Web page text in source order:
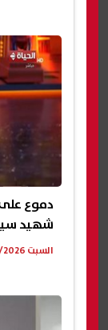
دموع
شهيد
السبت 25/04/2026 08:40 م